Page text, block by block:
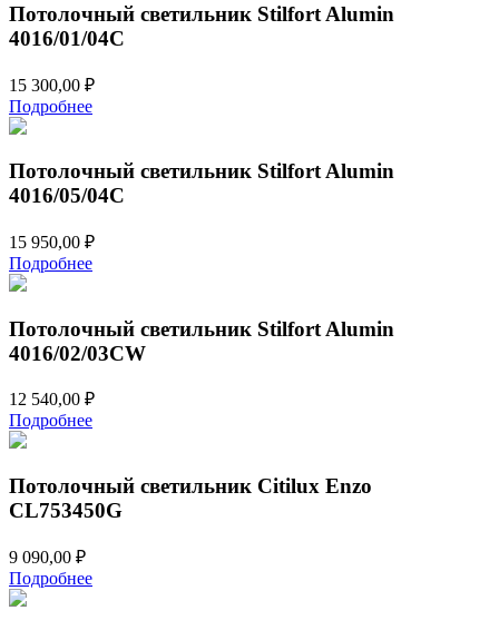
Потолочный светильник Stilfort Alumin
4016/01/04C
15 300,00 ₽
Подробнее
Потолочный светильник Stilfort Alumin
4016/05/04C
15 950,00 ₽
Подробнее
Потолочный светильник Stilfort Alumin
4016/02/03CW
12 540,00 ₽
Подробнее
Потолочный светильник Citilux Enzo
CL753450G
9 090,00 ₽
Подробнее